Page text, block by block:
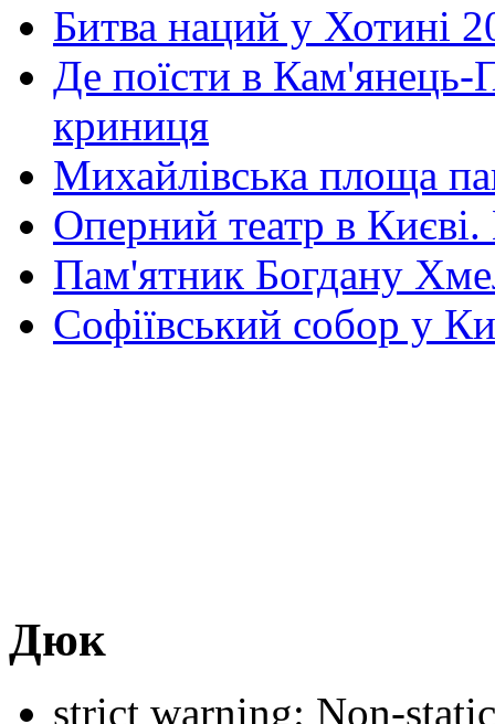
Битва наций у Хотині
Де поїсти в Кам'янець-
криниця
Михайлівська площа
Оперний театр в
Пам'ятник Богдану
Софіївський собор у
Дюк
strict warning: Non-